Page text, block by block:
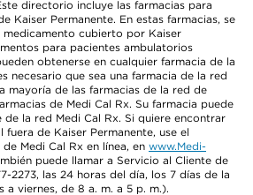
directorio incluye las farmacias para
Kaiser Permanente. En estas farmacias, se
cubierto por Kaiser
para pacientes ambulatorios
obtenerse en cualquier farmacia de la
necesario que sea una farmacia de la red
mayoría de las farmacias de la red de
de Medi Cal Rx. Su farmacia puede
la red Medi Cal Rx. Si quiere encontrar
fuera de Kaiser Permanente, use el
Medi Cal Rx en línea, en www.Medi-
puede llamar a Servicio al Cliente de
2273, las 24 horas del día, los 7 días de la
a viernes, de 8 a. m. a 5 p. m.).